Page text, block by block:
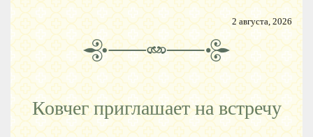
2 августа, 2026
Ковчег приглашает на встречу